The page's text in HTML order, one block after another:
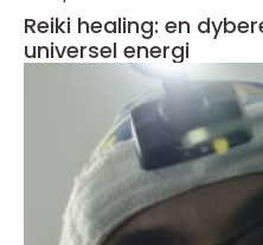
Reiki healing: en
universel energi